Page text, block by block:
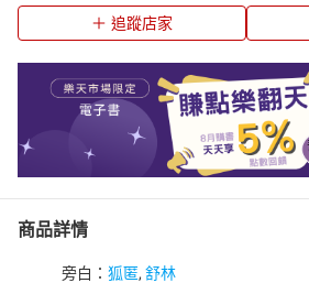
追蹤店家
商品詳情
旁白： 狐匿, 舒林